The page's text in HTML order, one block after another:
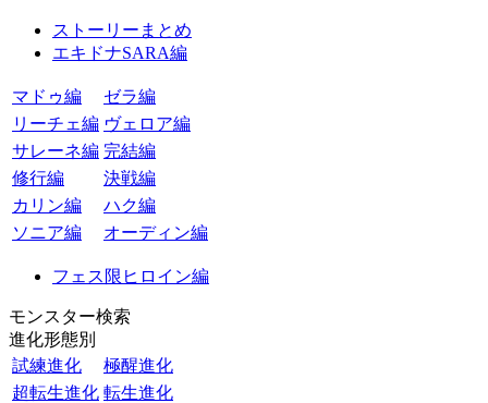
ストーリーまとめ
エキドナSARA編
マドゥ編
ゼラ編
リーチェ編 ヴェロア編
サレーネ編 完結編
修行編
決戦編
カリン編
ハク編
ソニア編
オーディン編
フェス限ヒロイン編
モンスター検索
進化形態別
試練進化
極醒進化
超転生進化 転生進化